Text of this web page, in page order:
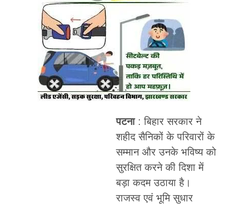
पटना: बिहार सरकार ने
शहीद सैनिकों के परिवारों के
सम्मान और उनके भविष्य को
सुरक्षित करने की दिशा में
बड़ा कदम उठाया है।
राजस्व एवं भूमि सुधार